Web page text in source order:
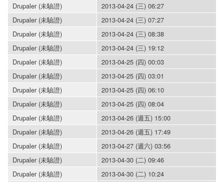
Drupaler (未驗證)
2013-04-24 (三) 06:27
Drupaler (未驗證)
2013-04-24 (三) 07:27
Drupaler (未驗證)
2013-04-24 (三) 08:38
Drupaler (未驗證)
2013-04-24 (三) 19:12
Drupaler (未驗證)
2013-04-25 (四) 00:03
Drupaler (未驗證)
2013-04-25 (四) 03:01
Drupaler (未驗證)
2013-04-25 (四) 06:10
Drupaler (未驗證)
2013-04-25 (四) 08:04
Drupaler (未驗證)
2013-04-26 (週五) 15:00
Drupaler (未驗證)
2013-04-26 (週五) 17:49
Drupaler (未驗證)
2013-04-27 (週六) 03:56
Drupaler (未驗證)
2013-04-30 (二) 09:46
Drupaler (未驗證)
2013-04-30 (二) 10:24